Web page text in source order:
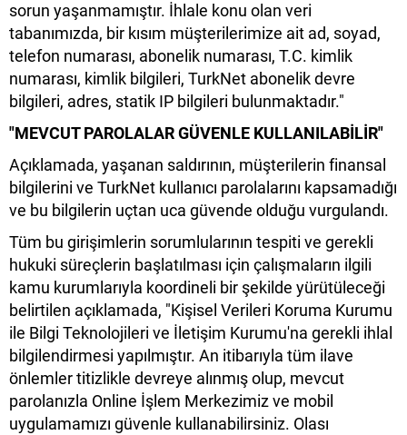
sorun yaşanmamıştır. İhlale konu olan veri
tabanımızda, bir kısım müşterilerimize ait ad, soyad,
telefon numarası, abonelik numarası, T.C. kimlik
numarası, kimlik bilgileri, TurkNet abonelik devre
bilgileri, adres, statik IP bilgileri bulunmaktadır."
"MEVCUT PAROLALAR GÜVENLE KULLANILABİLİR"
Açıklamada, yaşanan saldırının, müşterilerin finansal
bilgilerini ve TurkNet kullanıcı parolalarını kapsamadığı
ve bu bilgilerin uçtan uca güvende olduğu vurgulandı.
Tüm bu girişimlerin sorumlularının tespiti ve gerekli
hukuki süreçlerin başlatılması için çalışmaların ilgili
kamu kurumlarıyla koordineli bir şekilde yürütüleceği
belirtilen açıklamada, "Kişisel Verileri Koruma Kurumu
ile Bilgi Teknolojileri ve İletişim Kurumu'na gerekli ihlal
bilgilendirmesi yapılmıştır. An itibarıyla tüm ilave
önlemler titizlikle devreye alınmış olup, mevcut
parolanızla Online İşlem Merkezimiz ve mobil
uygulamamızı güvenle kullanabilirsiniz. Olası